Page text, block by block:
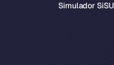
Simulador SiSU